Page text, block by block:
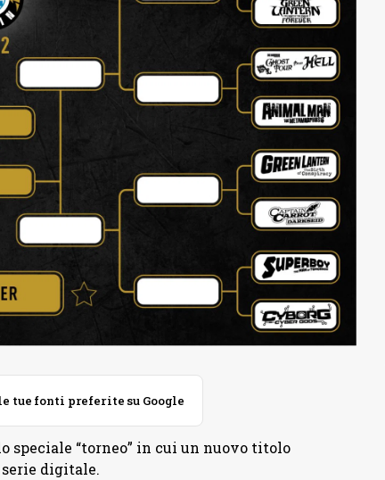
tue fonti preferite su Google
speciale “torneo” in cui un nuovo titolo
digitale.